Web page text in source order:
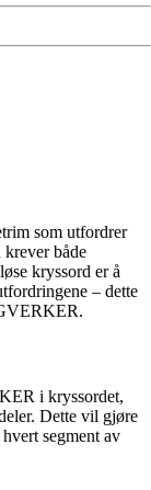
som utfordrer
både
kryssord er å
– dette
i kryssordet,
Dette vil gjøre
segment av